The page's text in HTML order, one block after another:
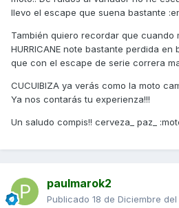
llevo el escape que suena bastante
También quiero recordar que cuando
HURRICANE note bastante perdida
que con el escape de serie correra
CUCUIBIZA ya verás como la moto
Ya nos contarás tu experienza!!!
Un saludo compis!! cerveza_ paz_
paulmarok2
Publicado 18 de Diciembre del